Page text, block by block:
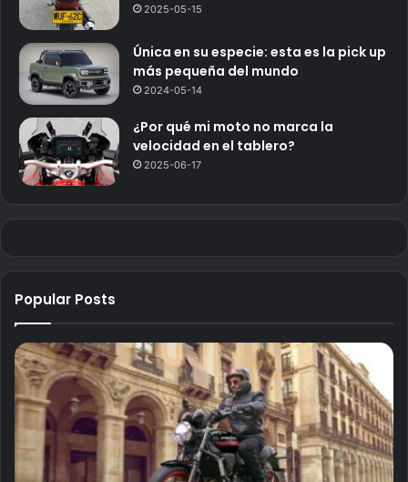
2025-05-15
Única en su especie: esta es la pick up
más pequeña del mundo
2024-05-14
¿Por qué mi moto no marca la
velocidad en el tablero?
2025-06-17
Popular Posts